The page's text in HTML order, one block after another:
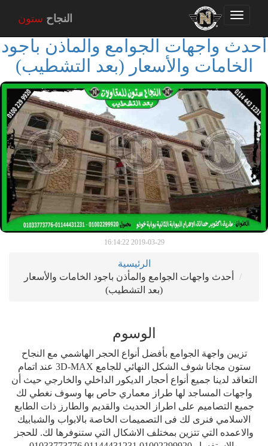
Toggle
navigation
النجاح ستون
أحدث واجهات الجوامع والمأذن باجود
الخامات والأسعار (بعد التشطيب)
2019-03-29 16:14:22
الرئيسية
أحدث واجهات الجوامع والمأذن باجود الخامات والأسعار
(بعد التشطيب)
الوسوم
تزيين واجهة الجوامع بأفضل أنواع الحجر الهاشمي مع النجاح
ستون مجانا شوف الشكل النهائي للجامع 3D-MAX عند اتمام
التعاقد لدينا جميع أنواع أحجار الديكور الداخلي والخارجي حيث أن
واجهات المساجد لها طراز معماري حاص بها وسوف نغطي لك
جميع التصاميم على اطراز الحديث والقديم والطارز ذات الطابع
الاسلامي فنرى لك فى التصميمات الخاصة بالابواب والشبابيك
والاعمده التي تتزين بمختلف الاشكال التي ستنوفرها لك. للحجز